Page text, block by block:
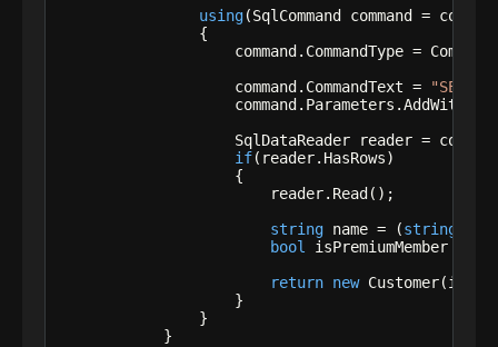
using(SqlCommand command =
                {
command.CommandType =
                    command.CommandText =
SqlDataReader reader =
if(reader.HasRows)
                    {
                        reader.Read();
string name = (string
bool isPremiumMember = (
return new Customer(id,
                    }
                }
            }